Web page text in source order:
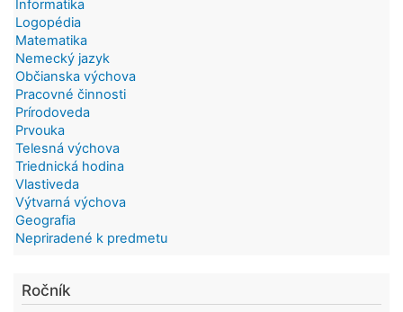
Informatika
Logopédia
Matematika
Nemecký jazyk
Občianska výchova
Pracovné činnosti
Prírodoveda
Prvouka
Telesná výchova
Triednická hodina
Vlastiveda
Výtvarná výchova
Geografia
Nepriradené k predmetu
Ročník